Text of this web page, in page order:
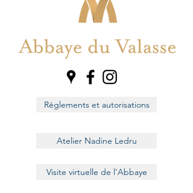
Réglements et autorisations
Atelier Nadine Ledru
Visite virtuelle de l'Abbaye